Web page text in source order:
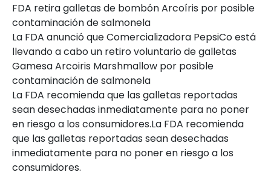
FDA retira galletas de bombón Arcoíris por posible
contaminación de salmonela
La FDA anunció que Comercializadora PepsiCo está
llevando a cabo un retiro voluntario de galletas
Gamesa Arcoiris Marshmallow por posible
contaminación de salmonela
La FDA recomienda que las galletas reportadas
sean desechadas inmediatamente para no poner
en riesgo a los consumidores.La FDA recomienda
que las galletas reportadas sean desechadas
inmediatamente para no poner en riesgo a los
consumidores.